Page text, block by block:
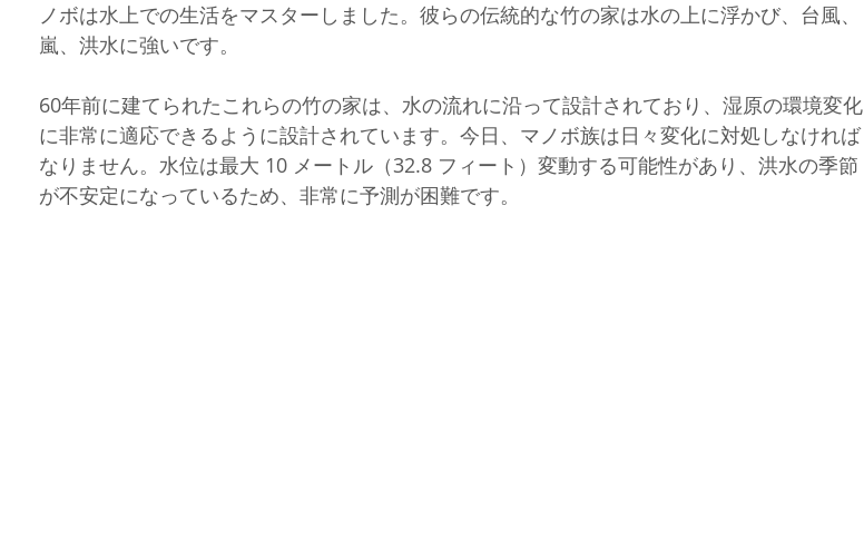
ノボは水上での生活をマスターしました。彼らの伝統的な竹の家は水の上に浮かび、台風、
嵐、洪水に強いです。
60年前に建てられたこれらの竹の家は、水の流れに沿って設計されており、湿原の環境変化
に非常に適応できるように設計されています。今日、マノボ族は日々変化に対処しなければ
なりません。水位は最大 10 メートル（32.8 フィート）変動する可能性があり、洪水の季節
が不安定になっているため、非常に予測が困難です。